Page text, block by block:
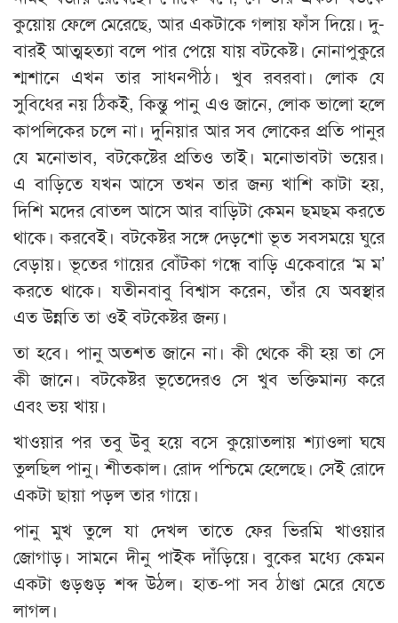
কুয়োয় ফেলে মেরেছে, আর একটাকে গলায় ফাঁস দিয়ে। দু-
বারই আত্মহত্যা বলে পার পেয়ে যায় বটকেষ্ট। নোনাপুকুরে
শ্মশানে এখন তার সাধনপীঠ। খুব রবরবা। লোক যে
সুবিধের নয় ঠিকই, কিন্তু পানু এও জানে, লোক ভালো হলে
কাপলিকের চলে না। দুনিয়ার আর সব লোকের প্রতি পানুর
যে মনোভাব, বটকেষ্টের প্রতিও তাই। মনোভাবটা ভয়ের।
এ বাড়িতে যখন আসে তখন তার জন্য খাশি কাটা হয়,
দিশি মদের বোতল আসে আর বাড়িটা কেমন ছমছম করতে
থাকে। করবেই। বটকেষ্টর সঙ্গে দেড়শো ভূত সবসময়ে ঘুরে
বেড়ায়। ভূতের গায়ের বোঁটকা গন্ধে বাড়ি একেবারে ‘ম ম’
করতে থাকে। যতীনবাবু বিশ্বাস করেন, তাঁর যে অবস্থার
এত উন্নতি তা ওই বটকেষ্টর জন্য।
তা হবে। পানু অতশত জানে না। কী থেকে কী হয় তা সে
কী জানে। বটকেষ্টর ভূতেদেরও সে খুব ভক্তিমান্য করে
এবং ভয় খায়।
খাওয়ার পর তবু উবু হয়ে বসে কুয়োতলায় শ্যাওলা ঘষে
তুলছিল পানু। শীতকাল। রোদ পশ্চিমে হেলেছে। সেই রোদে
একটা ছায়া পড়ল তার গায়ে।
পানু মুখ তুলে যা দেখল তাতে ফের ভিরমি খাওয়ার
জোগাড়। সামনে দীনু পাইক দাঁড়িয়ে। বুকের মধ্যে কেমন
একটা গুড়গুড় শব্দ উঠল। হাত-পা সব ঠাণ্ডা মেরে যেতে
লাগল।